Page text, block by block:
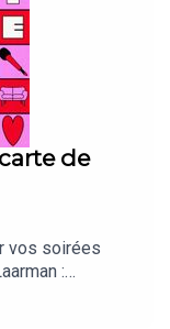
de
vos soirées
: